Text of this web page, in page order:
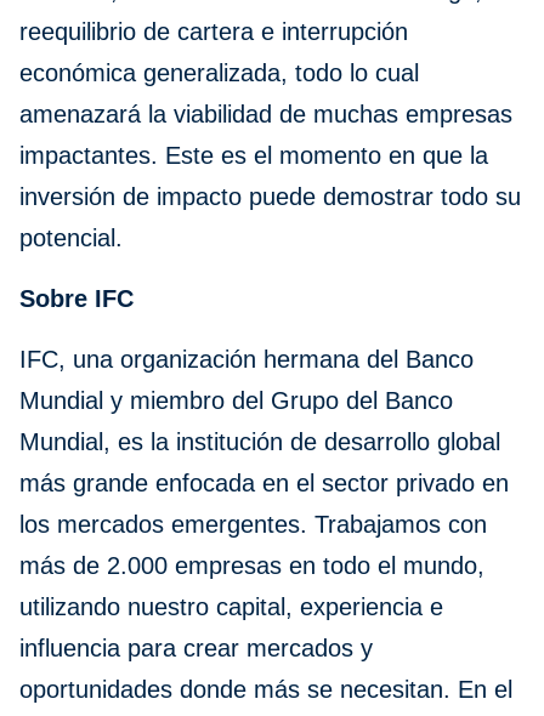
reequilibrio de cartera e interrupción
económica generalizada, todo lo cual
amenazará la viabilidad de muchas empresas
impactantes. Este es el momento en que la
inversión de impacto puede demostrar todo su
potencial.
Sobre IFC
IFC, una organización hermana del Banco
Mundial y miembro del Grupo del Banco
Mundial, es la institución de desarrollo global
más grande enfocada en el sector privado en
los mercados emergentes. Trabajamos con
más de 2.000 empresas en todo el mundo,
utilizando nuestro capital, experiencia e
influencia para crear mercados y
oportunidades donde más se necesitan. En el